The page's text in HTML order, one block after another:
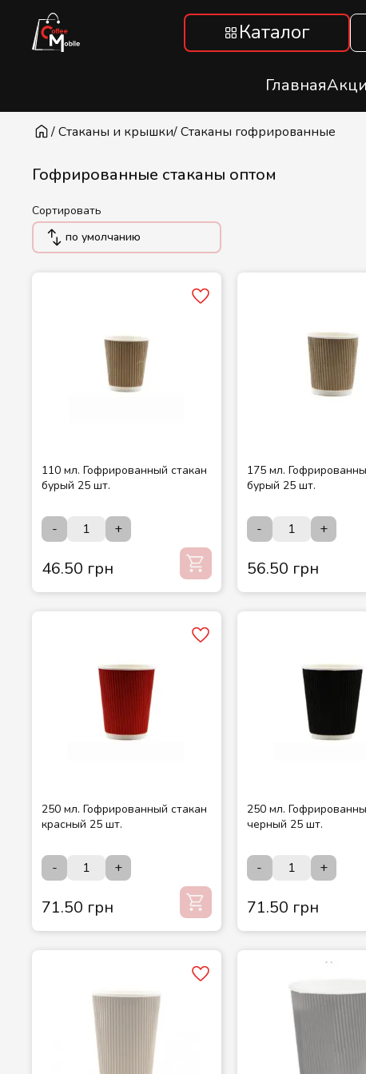
Каталог
Главная
/ Стаканы и крышки/ Стаканы гофрированные
Гофрированные стаканы оптом
Сортировать
по умолчанию
110 мл. Гофрированный стакан
бурый 25 шт.
- +
46.50 грн
175 мл.
бурый 25 шт.
- +
56.50 грн
250 мл. Гофрированный стакан
красный 25 шт.
- +
71.50 грн
250 мл.
черный 25 шт.
- +
71.50 грн